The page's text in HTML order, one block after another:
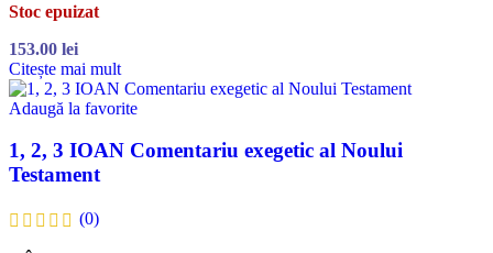
Stoc epuizat
153.00 lei
Citește mai mult
Adaugă la favorite
1, 2, 3 IOAN Comentariu exegetic al Noului
Testament
(0)